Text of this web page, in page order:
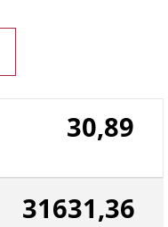
30,89
31631,36